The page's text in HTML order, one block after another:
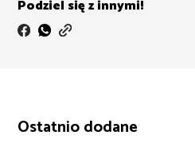
Podziel się z innymi!
Ostatnio dodane